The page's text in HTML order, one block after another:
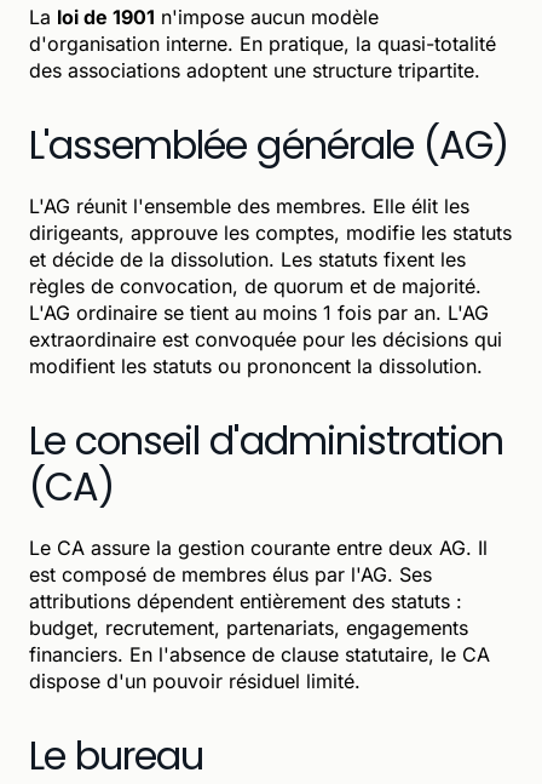
La loi de 1901 n'impose aucun modèle
d'organisation interne. En pratique, la quasi-totalité
des associations adoptent une structure tripartite.
L'assemblée générale (AG)
L'AG réunit l'ensemble des membres. Elle élit les
dirigeants, approuve les comptes, modifie les statuts
et décide de la dissolution. Les statuts fixent les
règles de convocation, de quorum et de majorité.
L'AG ordinaire se tient au moins 1 fois par an. L'AG
extraordinaire est convoquée pour les décisions qui
modifient les statuts ou prononcent la dissolution.
Le conseil d'administration
(CA)
Le CA assure la gestion courante entre deux AG. Il
est composé de membres élus par l'AG. Ses
attributions dépendent entièrement des statuts :
budget, recrutement, partenariats, engagements
financiers. En l'absence de clause statutaire, le CA
dispose d'un pouvoir résiduel limité.
Le bureau